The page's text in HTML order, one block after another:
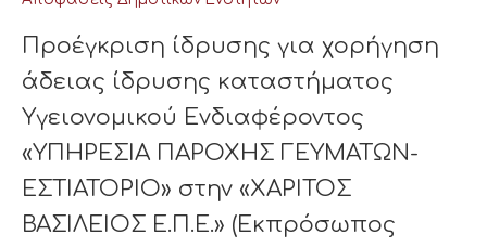
Προέγκριση ίδρυσης για χορήγηση
άδειας ίδρυσης καταστήματος
Υγειονομικού Ενδιαφέροντος
«ΥΠΗΡΕΣΙΑ ΠΑΡΟΧΗΣ ΓΕΥΜΑΤΩΝ-
ΕΣΤΙΑΤΟΡΙΟ» στην «ΧΑΡΙΤΟΣ
ΒΑΣΙΛΕΙΟΣ Ε.Π.Ε.» (Εκπρόσωπος